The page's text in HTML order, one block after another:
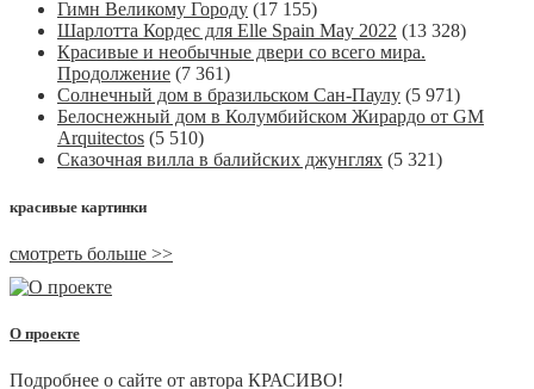
Гимн Великому Городу (17 155)
Шарлотта Кордес для Elle Spain May 2022 (13 328)
Красивые и необычные двери со всего мира.
Продолжение (7 361)
Солнечный дом в бразильском Сан-Паулу (5 971)
Белоснежный дом в Колумбийском Жирардо от GM
Arquitectos (5 510)
Сказочная вилла в балийских джунглях (5 321)
красивые картинки
смотреть больше >>
О проекте
Подробнее о сайте от автора КРАСИВО!